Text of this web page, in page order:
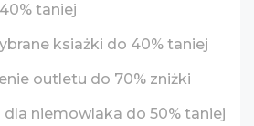
taniej
ksiażki do 40% taniej
outletu do 70% zniżki
dla niemowlaka do 50% taniej